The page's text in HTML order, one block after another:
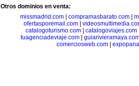
Otros dominios en venta:
missmadrid.com| compramasbarato.com|
ofertasporemail.com
catalogoturismo.com
catalogoviajes.com
tuagenciadeviaje.com|
comerciosweb.com